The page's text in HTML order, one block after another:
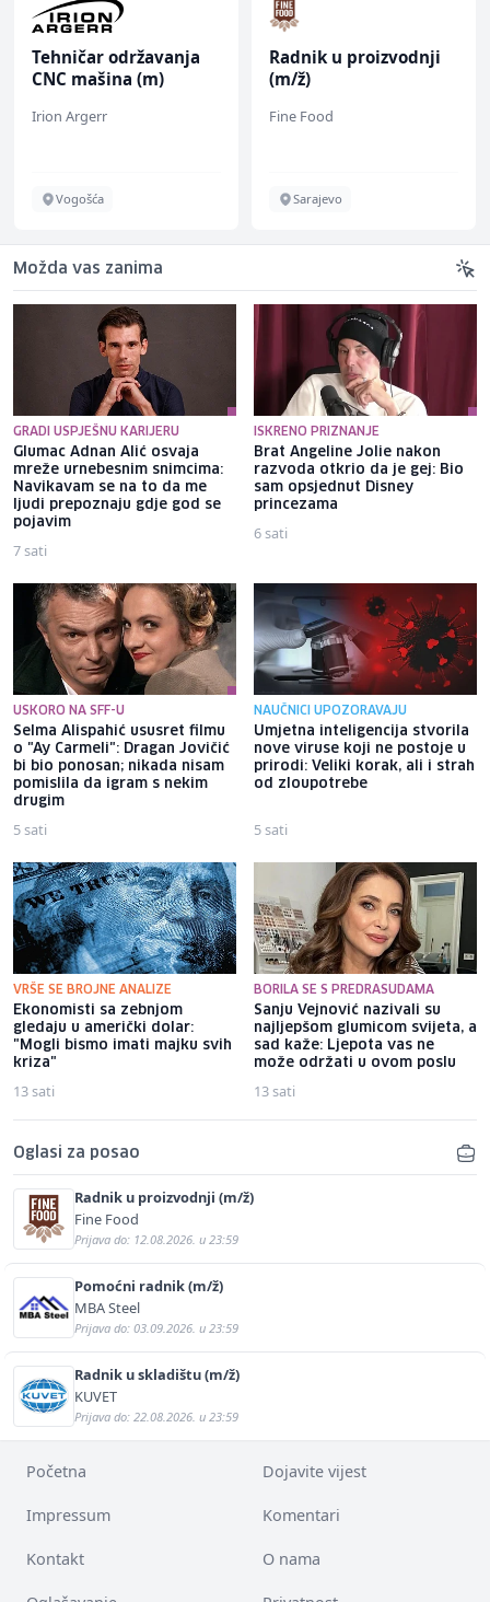
Tehničar održavanja
CNC mašina (m)
Irion Argerr
Vogošća
Radnik u proizvodnji
(m/ž)
Fine Food
Sarajevo
Možda vas zanima
GRADI USPJEŠNU KARIJERU
Glumac Adnan Alić osvaja
mreže urnebesnim snimcima:
Navikavam se na to da me
ljudi prepoznaju gdje god se
pojavim
7 sati
ISKRENO PRIZNANJE
Brat Angeline Jolie nakon
razvoda otkrio da je gej: Bio
sam opsjednut Disney
princezama
6 sati
USKORO NA SFF-U
Selma Alispahić ususret filmu
o "Ay Carmeli": Dragan Jovičić
bi bio ponosan; nikada nisam
pomislila da igram s nekim
drugim
5 sati
NAUČNICI UPOZORAVAJU
Umjetna inteligencija stvorila
nove viruse koji ne postoje u
prirodi: Veliki korak, ali i strah
od zloupotrebe
5 sati
VRŠE SE BROJNE ANALIZE
Ekonomisti sa zebnjom
gledaju u američki dolar:
"Mogli bismo imati majku svih
kriza"
13 sati
BORILA SE S PREDRASUDAMA
Sanju Vejnović nazivali su
najljepšom glumicom svijeta, a
sad kaže: Ljepota vas ne
može održati u ovom poslu
13 sati
Oglasi za posao
Radnik u proizvodnji (m/ž)
Fine Food
Prijava do: 12.08.2026. u 23:59
Pomoćni radnik (m/ž)
MBA Steel
Prijava do: 03.09.2026. u 23:59
Radnik u skladištu (m/ž)
KUVET
Prijava do: 22.08.2026. u 23:59
Početna Dojavite vijest
Impressum Komentari
Kontakt O nama